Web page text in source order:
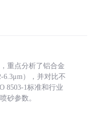
重点分析了铝合金
6.3μm），并对比不
8503-1标准和行业
砂参数。